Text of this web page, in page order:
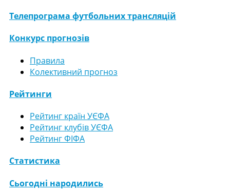
Телепрограма футбольних трансляцій
Конкурс прогнозів
Правила
Колективний прогноз
Рейтинги
Рейтинг країн УЄФА
Рейтинг клубів УЄФА
Рейтинг ФІФА
Статистика
Сьогодні народились